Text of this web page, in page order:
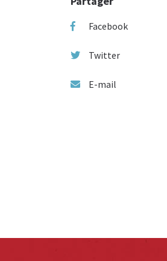
Facebook
Twitter
E-mail